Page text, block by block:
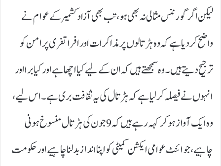
لیکن اگر گورننس مثالی نہ بھی ہو، تب بھی آزاد کشمیر کے عوام نے
واضح کر دیا ہے کہ وہ ہڑتالوں پر مذاکرات اور افراتفری پر امن کو
ترجیح دیتے ہیں۔ وہ سمجھتے ہیں کہ ان کے لیے کیا اچھا ہے اور کیا برا اور
انہوں نے فیصلہ کر لیا ہے کہ ہڑتال کی یہ ثقافت بری ہے۔ اس لیے،
وہ ایک آواز ہو کر کہہ رہے ہیں کہ 9جون کی ہڑتال منسوخ ہونی
چاہیے، جوائنٹ عوامی ایکشن کمیٹی کو اپنا انداز بدلنا چاہیے اور حکومت